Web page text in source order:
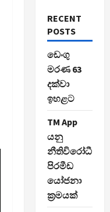
RECENT
POSTS
ඩෙංගු
මරණ 63
දක්වා
ඉහළට
TM App
යනු
නීතිවිරෝධී
පිරමීඩ
යෝජනා
ක්‍රමයක්